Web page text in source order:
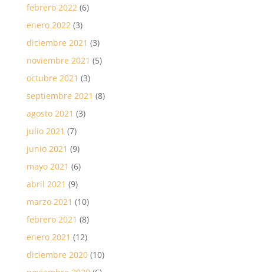
febrero 2022(6)
enero 2022(3)
diciembre 2021 (3)
noviembre 2021 (5)
octubre 2021 (3)
septiembre 2021 (8)
agosto 2021 (3)
julio 2021 (7)
junio 2021 (9)
mayo 2021 (6)
abril 2021 (9)
marzo 2021 (10)
febrero 2021 (8)
enero 2021 (12)
diciembre 2020(10)